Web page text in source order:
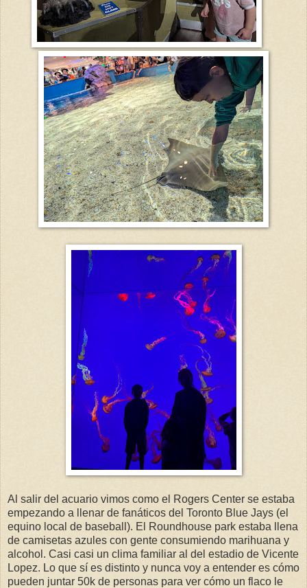
Al salir del acuario vimos como el Rogers Center se estaba
empezando a llenar de fanáticos del Toronto Blue Jays (el
equino local de baseball). El Roundhouse park estaba llena
de camisetas azules con gente consumiendo marihuana y
alcohol. Casi casi un clima familiar al del estadio de Vicente
Lopez. Lo que sí es distinto y nunca voy a entender es cómo
pueden juntar 50k de personas para ver cómo un flaco le